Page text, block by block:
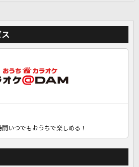
いつでもおうちで楽しめる！